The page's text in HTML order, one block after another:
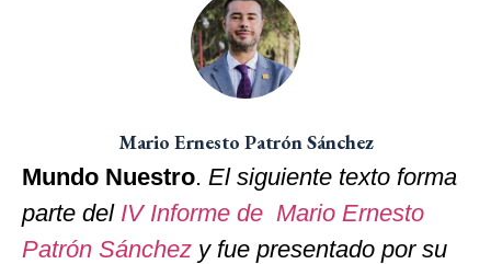
Mario Ernesto Patrón Sánchez
Mundo Nuestro. El siguiente texto forma
parte del IV Informe de Mario Ernesto
Patrón Sánchez y fue presentado por su